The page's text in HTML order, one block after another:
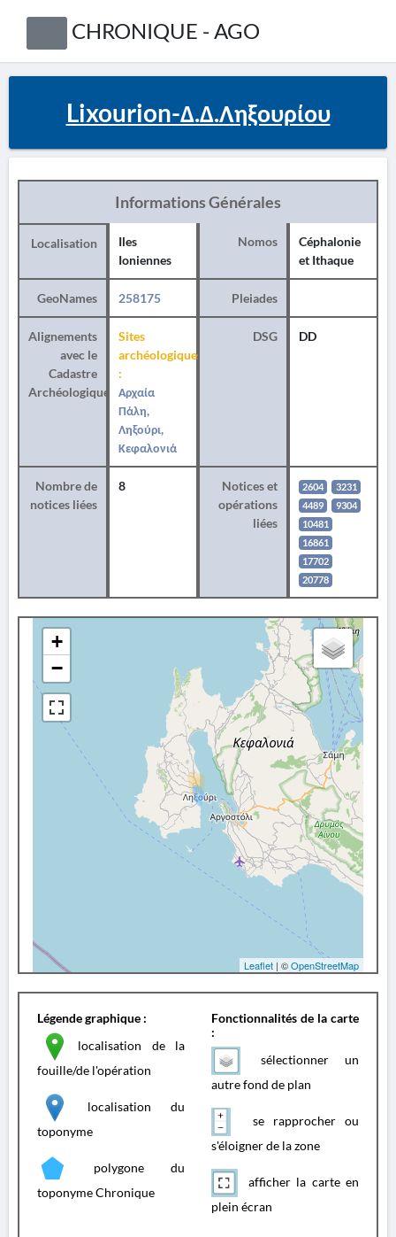
CHRONIQUE - AGO
Lixourion-Δ.Δ.Ληξουρίου
Informations Générales
Localisation
Iles
Ioniennes
Nomos
Céphalonie
et Ithaque
GeoNames 258175 Pleiades
Alignements
avec le
Cadastre
Archéologique
Sites
archéologiques
:
Αρχαία
Πάλη,
Ληξούρι,
Κεφαλονιά
DSG DD
Nombre de
notices liées
8
Notices et
opérations
liées
2604
3231
4489
9304
10481
16861
17702
20778
+
−
Leaflet | ©OpenStreetMap
Légende graphique :
localisation de la
fouille/de l'opération
localisation du
toponyme
polygone du
toponyme Chronique
Fonctionnalités de la carte
:
sélectionner un
autre fond de plan
se rapprocher ou
s'éloigner de la zone
afficher la carte en
plein écran